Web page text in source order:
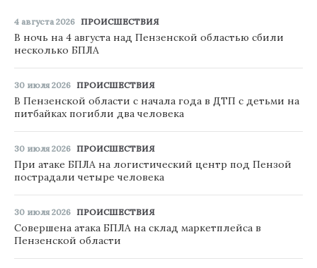
4 августа 2026 ПРОИСШЕСТВИЯ
В ночь на 4 августа над Пензенской областью сбили
несколько БПЛА
30 июля 2026 ПРОИСШЕСТВИЯ
В Пензенской области с начала года в ДТП с детьми на
питбайках погибли два человека
30 июля 2026 ПРОИСШЕСТВИЯ
При атаке БПЛА на логистический центр под Пензой
пострадали четыре человека
30 июля 2026 ПРОИСШЕСТВИЯ
Совершена атака БПЛА на склад маркетплейса в
Пензенской области